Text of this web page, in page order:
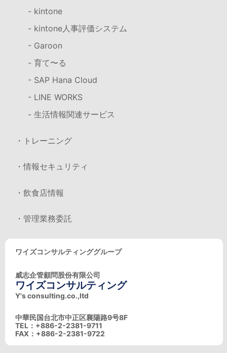
- kintone
- kintone人事評価システム
- Garoon
- 育て〜る
- SAP Hana Cloud
- LINE WORKS
- 生活情報関連サービス
・トレーニング
・情報セキュリティ
・飲食店情報
・管理業務委託
ワイズコンサルティンググループ
威志企管顧問股份有限公司
ワイズコンサルティング
Y's consulting.co.,ltd
中華民国台北市中正区襄陽路9号8F
TEL：+886-2-2381-9711
FAX：+886-2-2381-9722